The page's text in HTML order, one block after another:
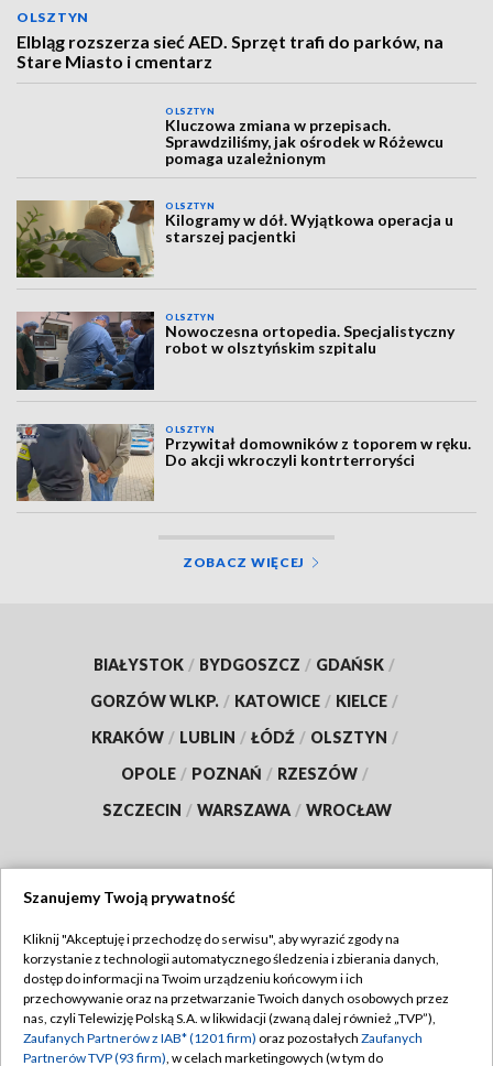
OLSZTYN
Elbląg rozszerza sieć AED. Sprzęt trafi do parków, na
Stare Miasto i cmentarz
OLSZTYN
Kluczowa zmiana w przepisach.
Sprawdziliśmy, jak ośrodek w Różewcu
pomaga uzależnionym
Kilogramy w dół. Wyjątkowa operacja u
Nowoczesna ortopedia. Specjalistyczny
Przywitał domowników z toporem w ręku.
BIAŁYSTOK / BYDGOSZCZ / GDAŃSK
GORZÓW WLKP. / KATOWICE / KIELCE
KRAKÓW / LUBLIN / ŁÓDŹ / OLSZTYN /
Dołącz do nas:
TVP
Szanujemy Twoją prywatność
Kliknij "Akceptuję i przechodzę do serwisu", aby wyrazić zgody na
korzystanie z technologii automatycznego śledzenia i zbierania danych,
dostęp do informacji na Twoim urządzeniu końcowym i ich
przechowywanie oraz na przetwarzanie Twoich danych osobowych przez
nas, czyli Telewizję Polską S.A. w likwidacji (zwaną dalej również „TVP”),
Zaufanych Partnerów z IAB* (1201 firm) oraz pozostałych Zaufanych
Partnerów TVP (93 firm), w celach marketingowych (w tym do